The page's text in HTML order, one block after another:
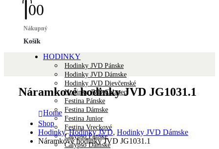
00
Nákupný
Košík
HODINKY
Hodinky JVD Pánske
Hodinky JVD Dámske
Hodinky JVD Dievčenské
Hodinky JVD Chlapec
Festina Pánske
Festina Dámske
Festina Junior
Festina Vreckové
Calypso Pánske
Calypso Dámske
Náramkové hodinky JVD JG1031.1
Home
Shop
Hodinky,Hodinky JVD, Hodinky JVD Dámske
Náramkové hodinky JVD JG1031.1